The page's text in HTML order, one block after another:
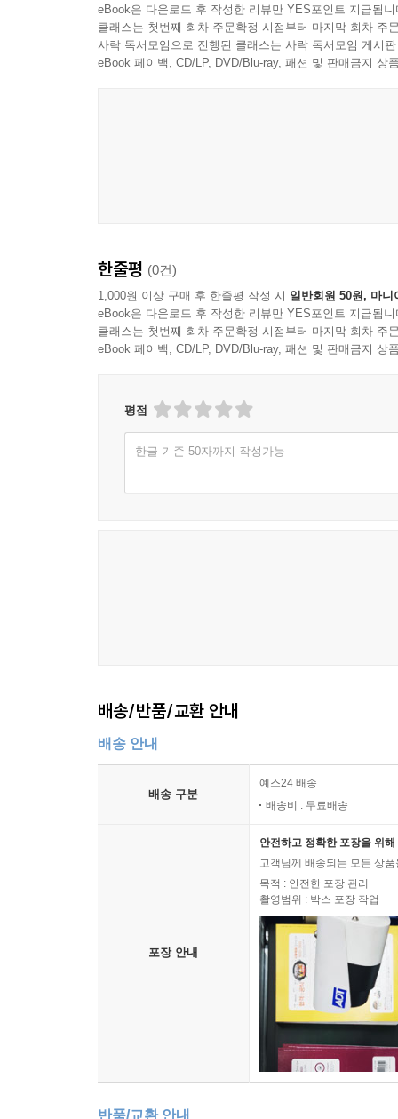
현대 의료인류학을 정립한 세계적 석학이자 정신
수십 년간 재직했다. 2025년 6월 정년퇴임 후 현
환자가 삶의 맥락에서 겪는 고통의 서사인 ‘아
eBook은 다운로드 후 작성한 리뷰만 YES포인트 지급됩니
클래스는 첫번째 회차 주문확정 시점부터 마지막 회차 주
사락 독서모임으로 진행된 클래스는 사락 독서모임 게시
eBook 페이백, CD/LP, DVD/Blu-ray, 패션 및 판매금지 상
한줄평 (0건)
1,000원 이상 구매 후 한줄평 작성 시 일반회원 50원, 마니
eBook은 다운로드 후 작성한 리뷰만 YES포인트 지급됩니
클래스는 첫번째 회차 주문확정 시점부터 마지막 회차 주
eBook 페이백, CD/LP, DVD/Blu-ray, 패션 및 판매금지 상
평점
한글 기준 50자까지 작성가능
배송/반품/교환 안내
배송 안내
배송 구분
예스24 배송
배송비 : 무료배송
포장 안내
안전하고 정확한 포장을 위
고객님께 배송되는 모든 상
목적 : 안전한 포장 관리
촬영범위 : 박스 포장 작업
반품/교환 안내